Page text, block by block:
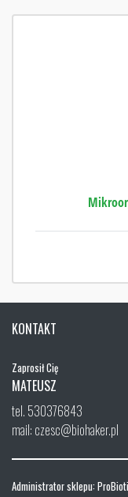
KONTAKT
Zaprosił Cię
MATEUSZ
tel. 530376843
mail: czesc@biohaker.pl
Administrator sklepu: